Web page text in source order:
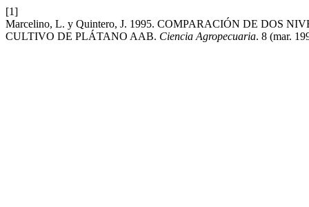
[1]
Marcelino, L. y Quintero, J. 1995. COMPARACIÓN DE DOS
CULTIVO DE PLÁTANO AAB. Ciencia Agropecuaria. 8 (mar.